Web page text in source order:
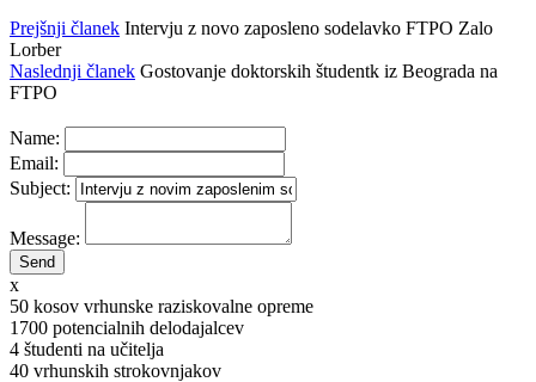
Prejšnji članek Intervju z novo zaposleno sodelavko FTPO Zalo
Lorber
Naslednji članek Gostovanje doktorskih študentk iz Beograda na
FTPO
Name:
Email:
Subject:
Message:
x
50 kosov vrhunske raziskovalne opreme
1700 potencialnih delodajalcev
4 študenti na učitelja
40 vrhunskih strokovnjakov